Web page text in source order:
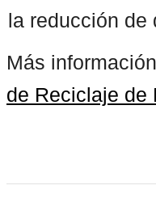
la reducción de
Más
de Reciclaje de